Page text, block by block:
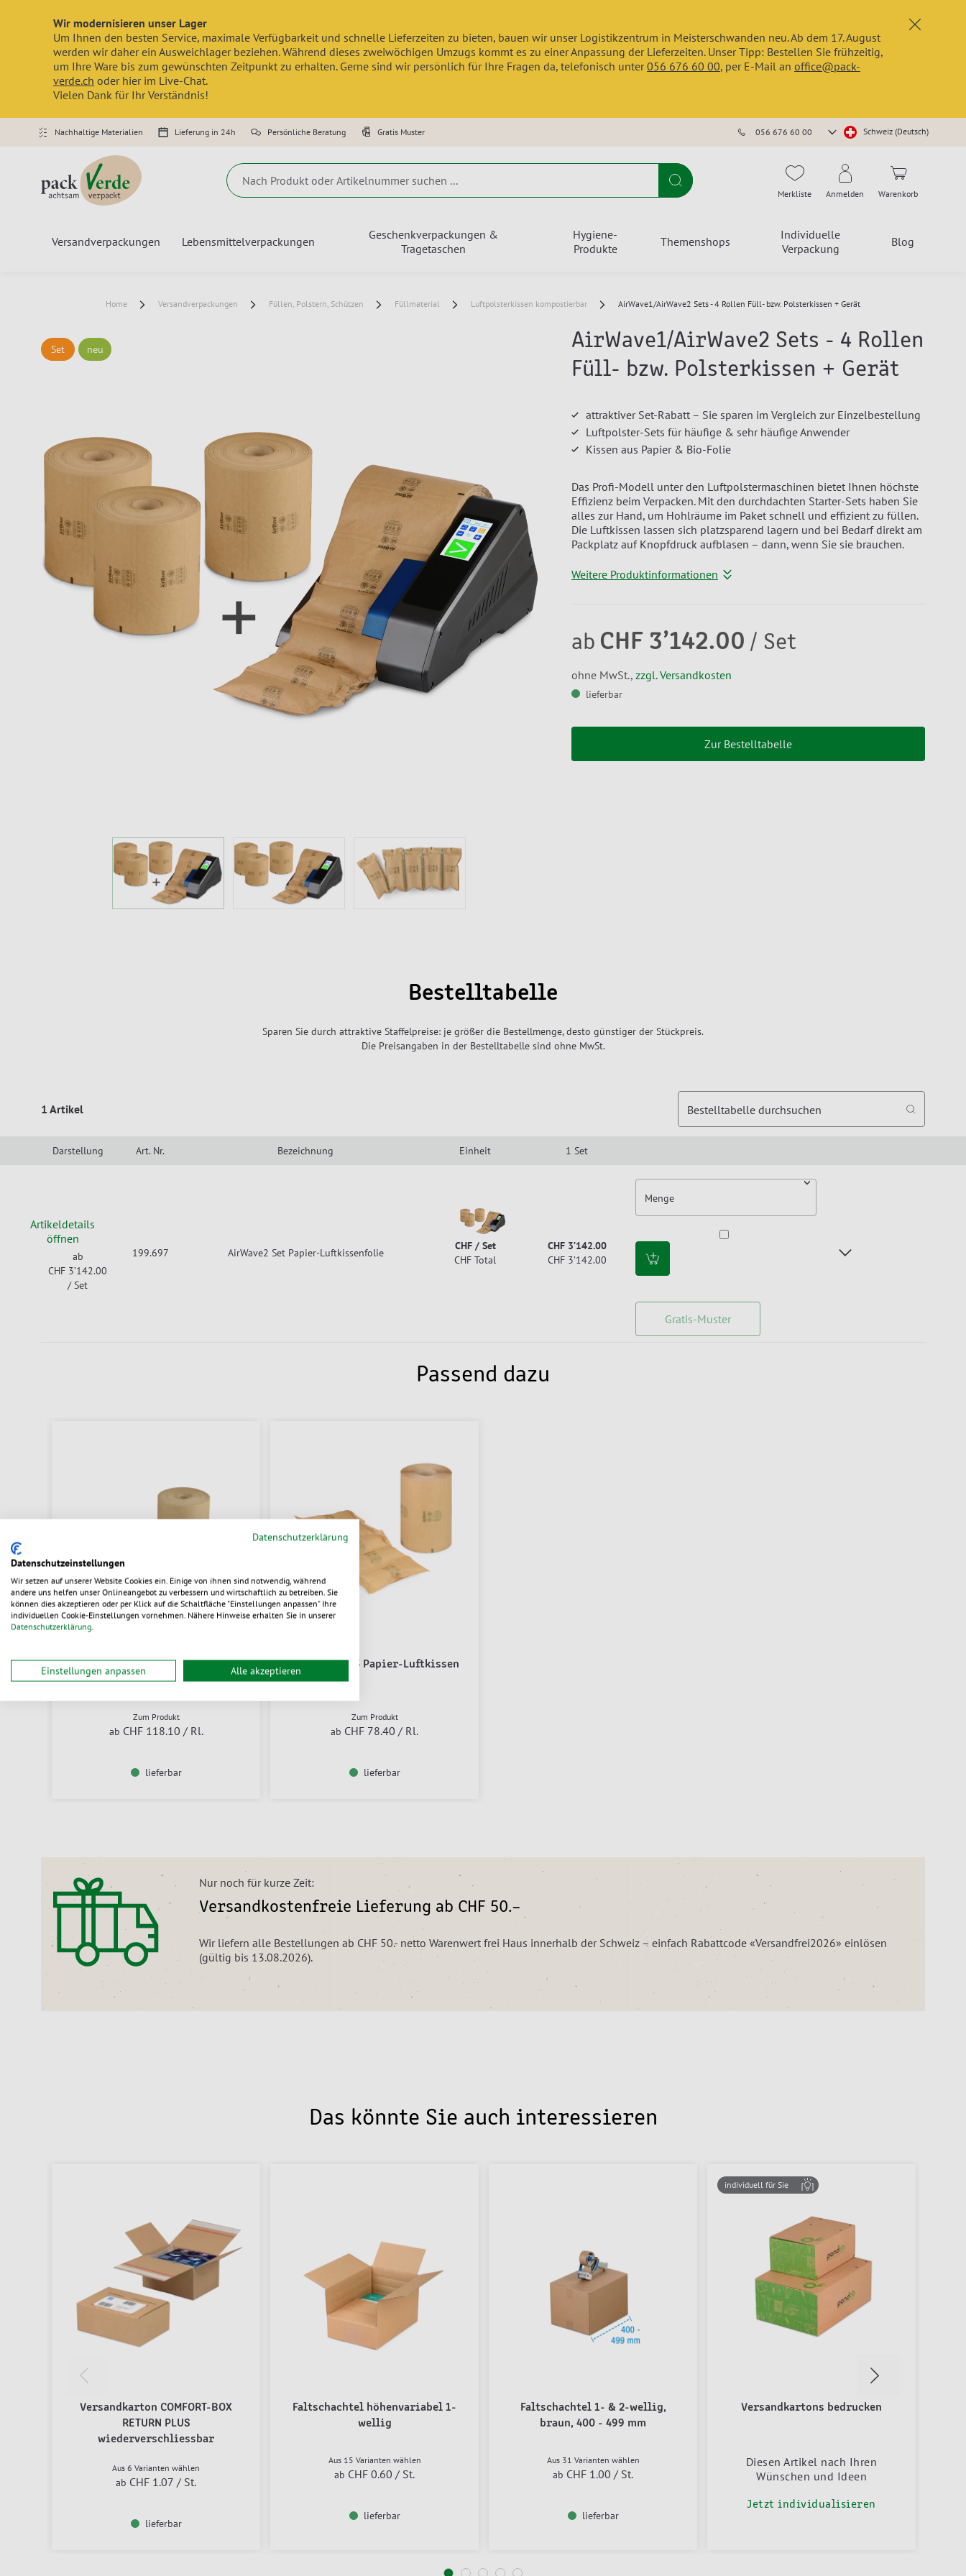
x
Wir modernisieren unser Lager
Um Ihnen den besten Service, maximale Verfügbarkeit und schnelle Lieferzeiten zu bieten, bauen wir unser Logistikzentrum in Meisterschwanden neu. Ab dem 17. August
werden wir daher ein Ausweichlager beziehen. Während dieses zweiwöchigen Umzugs kommt es zu einer Anpassung der Lieferzeiten. Unser Tipp: Bestellen Sie frühzeitig,
um Ihre Ware bis zum gewünschten Zeitpunkt zu erhalten. Gerne sind wir persönlich für Ihre Fragen da, telefonisch unter056 676 60 00, per E-Mail an office@pack-
verde.ch oder hier im Live-Chat.
Vielen Dank für Ihr Verständnis!
Nachhaltige Materialien Lieferung in 24h Persönliche Beratung Gratis Muster 056 676 60 00
Store
Schweiz (Deutsch)
Suche Merkliste Anmelden Warenkorb
Versandverpackungen Lebensmittelverpackungen
Geschenkverpackungen &
Tragetaschen
Hygiene-
Produkte
Themenshops
Individuelle
Verpackung
Blog
Home Versandverpackungen Füllen, Polstern, Schützen Füllmaterial Luftpolsterkissen kompostierbar AirWave1/AirWave2 Sets - 4 Rollen Füll- bzw. Polsterkissen + Gerät
Set neu
AirWave1/AirWave2 Sets - 4 Rollen
Füll- bzw. Polsterkissen + Gerät
attraktiver Set-Rabatt – Sie sparen im Vergleich zur Einzelbestellung
Luftpolster-Sets für häufige & sehr häufige Anwender
Kissen aus Papier & Bio-Folie
Das Profi-Modell unter den Luftpolstermaschinen bietet Ihnen höchste
Effizienz beim Verpacken. Mit den durchdachten Starter-Sets haben Sie
alles zur Hand, um Hohlräume im Paket schnell und effizient zu füllen.
Die Luftkissen lassen sich platzsparend lagern und bei Bedarf direkt am
Packplatz auf Knopfdruck aufblasen – dann, wenn Sie sie brauchen.
Weitere Produktinformationen
ab CHF 3’142.00 / Set
ohne MwSt., zzgl. Versandkosten
lieferbar
Zur Bestelltabelle
Bestelltabelle
Sparen Sie durch attraktive Staffelpreise: je größer die Bestellmenge, desto günstiger der Stückpreis.
Die Preisangaben in der Bestelltabelle sind ohne MwSt.
1 Artikel Bestelltabelle durchsuchen
Darstellung Art. Nr. Bezeichnung Einheit 1 Set
Artikeldetails
öffnen
ab
CHF 3’142.00
/ Set
199.697 AirWave2 Set Papier-Luftkissenfolie
CHF / Set
CHF Total
CHF 3’142.00
CHF 3’142.00
Menge
Gratis-Muster
Passend dazu
AirWave1 / AirWave2 Papier-
Luftkissen
Zum Produkt
ab CHF 118.10 / Rl.
lieferbar
AirBoy nano3 Papier-Luftkissen
Zum Produkt
ab CHF 78.40 / Rl.
lieferbar
Nur noch für kurze Zeit:
Versandkostenfreie Lieferung ab CHF 50.–
Wir liefern alle Bestellungen ab CHF 50.- netto Warenwert frei Haus innerhalb der Schweiz – einfach Rabattcode «Versandfrei2026» einlösen
(gültig bis 13.08.2026).
Das könnte Sie auch interessieren
Versandkarton COMFORT-BOX
RETURN PLUS
wiederverschliessbar
Aus 6 Varianten wählen
ab CHF 1.07 / St.
lieferbar
Faltschachtel höhenvariabel 1-
wellig
Aus 15 Varianten wählen
ab CHF 0.60 / St.
lieferbar
Faltschachtel 1- & 2-wellig,
braun, 400 - 499 mm
Aus 31 Varianten wählen
ab CHF 1.00 / St.
lieferbar
individuell für Sie
Versandkartons bedrucken
Diesen Artikel nach Ihren
Wünschen und Ideen
Jetzt individualisieren
Datenschutzerklärung
Datenschutzeinstellungen
Wir setzen auf unserer Website Cookies ein. Einige von ihnen sind notwendig, während
andere uns helfen unser Onlineangebot zu verbessern und wirtschaftlich zu betreiben. Sie
können dies akzeptieren oder per Klick auf die Schaltfläche "Einstellungen anpassen" Ihre
individuellen Cookie-Einstellungen vornehmen. Nähere Hinweise erhalten Sie in unserer
Datenschutzerklärung.
Einstellungen anpassen Alle akzeptieren